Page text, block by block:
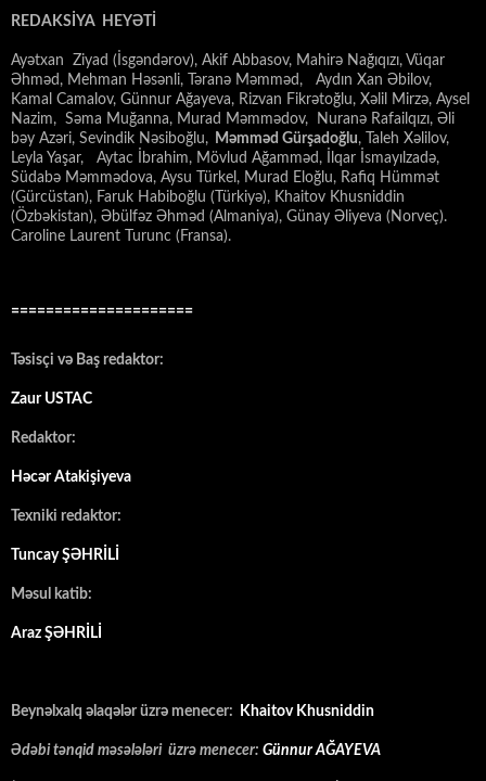
REDAKSİYA HEYƏTİ
Ayətxan Ziyad (İsgəndərov), Akif Abbasov, Mahirə Nağıqızı, Vüqar
Əhməd, Mehman Həsənli, Təranə Məmməd, Aydın Xan Əbilov,
Kamal Camalov, Günnur Ağayeva, Rizvan Fikrətoğlu, Xəlil Mirzə, Aysel
Nazim, Səma Muğanna, Murad Məmmədov, Nuranə Rafailqızı, Əli
bəy Azəri, Sevindik Nəsiboğlu, Məmməd Gürşadoğlu, Taleh Xəlilov,
Leyla Yaşar, Aytac İbrahim, Mövlud Ağamməd, İlqar İsmayılzadə,
Südabə Məmmədova, Aysu Türkel, Murad Eloğlu, Rafiq Hümmət
(Gürcüstan), Faruk Habiboğlu (Türkiyə), Khaitov Khusniddin
(Özbəkistan), Əbülfəz Əhməd (Almaniya), Günay Əliyeva (Norveç).
Caroline Laurent Turunc (Fransa).
=====================
Təsisçi və Baş redaktor:
Zaur USTAC
Redaktor:
Həcər Atakişiyeva
Texniki redaktor:
Tuncay ŞƏHRİLİ
Məsul katib:
Araz ŞƏHRİLİ
Beynəlxalq əlaqələr üzrə menecer: Khaitov Khusniddin
Ədəbi tənqid məsələləri üzrə menecer: Günnur AĞAYEVA